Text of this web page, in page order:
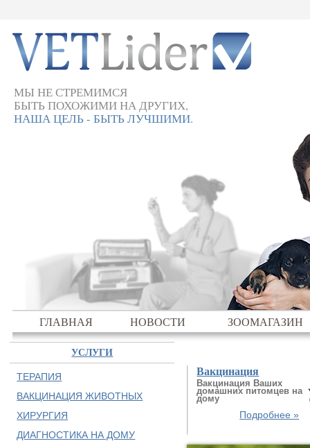
МЫ НЕ СТРЕМИМСЯ
БЫТЬ ПОХОЖИМИ НА ДРУГИХ,
НАША ЦЕЛЬ - БЫТЬ ЛУЧШИМИ.
ГЛАВНАЯ НОВОСТИ ЗООМАГАЗИН
Вакцинация
Вакцинация Ваших
домашних питомцев на
дому
Подробнее »
УСЛУГИ
ТЕРАПИЯ
ВАКЦИНАЦИЯ ЖИВОТНЫХ
ХИРУРГИЯ
ДИАГНОСТИКА НА ДОМУ